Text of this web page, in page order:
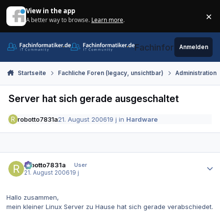
View in the app
A better way to browse. Learn more. ×
Fachinformatiker.de
Anmelden
Startseite Fachliche Foren (legacy, unsichtbar) Administration
Server hat sich gerade ausgeschaltet
robotto7831a21. August 200619 j in Hardware
robotto7831a
User
21. August 200619 j
Hallo zusammen,
mein kleiner Linux Server zu Hause hat sich gerade verabschiedet.